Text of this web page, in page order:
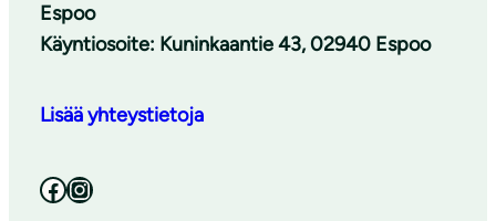
Espoo
Käyntiosoite: Kuninkaantie 43, 02940 Espoo
Lisää yhteystietoja
Facebook Instagram